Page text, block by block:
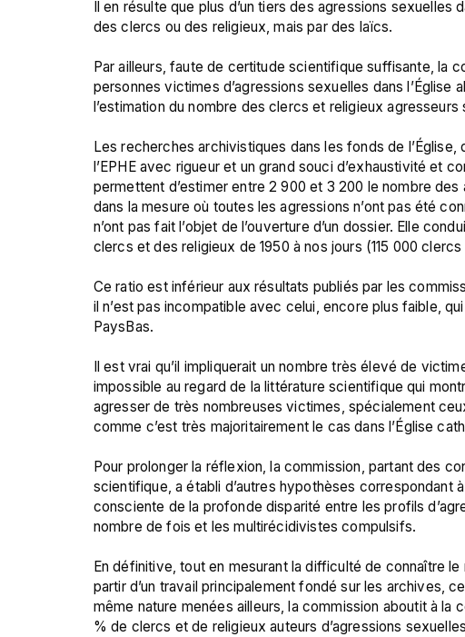
Il en résulte que plus d’un tiers des agressions
des clercs ou des religieux, mais par des laïcs.
Par ailleurs, faute de certitude scientifique suffisante, la
personnes victimes d’agressions sexuelles dans l’Église
l’estimation du nombre des clercs et religieux
Les recherches archivistiques dans les fonds de
l’EPHE avec rigueur et un grand souci d’exhaustivité et
permettent d’estimer entre 2 900 et 3 200 le nombre
dans la mesure où toutes les agressions n’ont pas été
n’ont pas fait l’objet de l’ouverture d’un dossier. Elle
clercs et des religieux de 1950 à nos jours (115 000
Ce ratio est inférieur aux résultats publiés par les
il n’est pas incompatible avec celui, encore plus faible,
PaysBas.
Il est vrai qu’il impliquerait un nombre très élevé de
impossible au regard de la littérature scientifique qui
agresser de très nombreuses victimes, spécialement
comme c’est très majoritairement le cas dans l’Église
Pour prolonger la réflexion, la commission, partant des
scientifique, a établi d’autres hypothèses correspondant
consciente de la profonde disparité entre les profils
nombre de fois et les multirécidivistes compulsifs.
En définitive, tout en mesurant la difficulté de connaître
partir d’un travail principalement fondé sur les archives,
même nature menées ailleurs, la commission aboutit à la
% de clercs et de religieux auteurs d’agressions